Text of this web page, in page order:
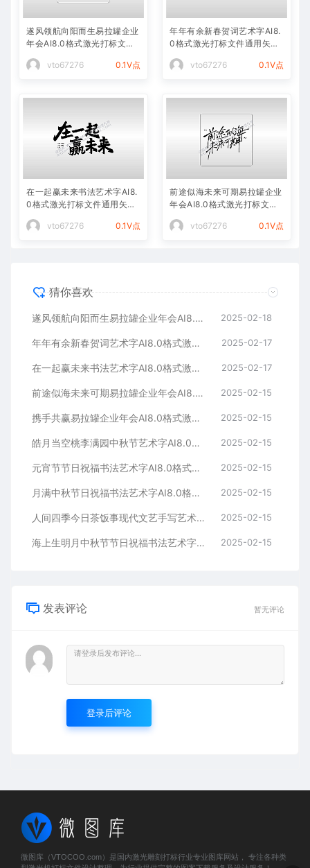
遂风领航向阳而生易拉罐企业
年会AI8.0格式激光打标文件
vto67276
0.1V点
年年有余新春贺词艺术字AI8.
0格式激光打标文件通用矢量
vto67276
0.1V点
在一起赢未来书法艺术字AI8.
0格式激光打标文件通用矢量
vto67276
0.1V点
前途似海未来可期易拉罐企业
年会AI8.0格式激光打标文件
vto67276
0.1V点
猜你喜欢
遂风领航向阳而生易拉罐企业年会AI8.0格式激光打标文件通用矢量图 2025-02-18
年年有余新春贺词艺术字AI8.0格式激光打标文件通用矢量图 2025-02-17
在一起赢未来书法艺术字AI8.0格式激光打标文件通用矢量图 2025-02-17
前途似海未来可期易拉罐企业年会AI8.0格式激光打标文件通用矢量图 2025-02-15
携手共赢易拉罐企业年会AI8.0格式激光打标文件通用矢量图 2025-02-15
皓月当空桃李满园中秋节艺术字AI8.0格式激光打标文件通用矢量图 2025-02-15
元宵节节日祝福书法艺术字AI8.0格式激光打标文件通用矢量图 2025-02-15
月满中秋节日祝福书法艺术字AI8.0格式激光打标文件通用矢量图 2025-02-15
人间四季今日茶饭事现代文艺手写艺术字AI8.0格式激光打标文件通用矢量图 2025-02-15
海上生明月中秋节节日祝福书法艺术字AI8.0格式激光打标文件通用矢量图 2025-02-15
发表评论 暂无评论
登录后评论
微图库（VTOCOO.com）是国内激光雕刻打标行业专业图库网站， 专注各种类